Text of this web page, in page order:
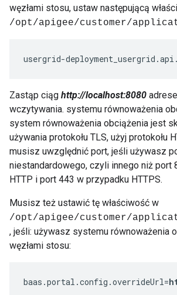
węzłami stosu, ustaw następującą
/opt/apigee/customer/
usergrid-
Zastąp ciąg http://localhost:8080
wczytywania. systemu równoważenia
system równoważenia obciążenia jest
używania protokołu TLS, użyj protokołu
musisz uwzględnić port, jeśli używasz
niestandardowego, czyli innego niż port
HTTP i port 443 w przypadku HTTPS.
Musisz też ustawić tę właściwość w
/opt/apigee/customer/
, jeśli: używasz systemu równoważenia
węzłami stosu:
baas.portal.config.overrideUrl=